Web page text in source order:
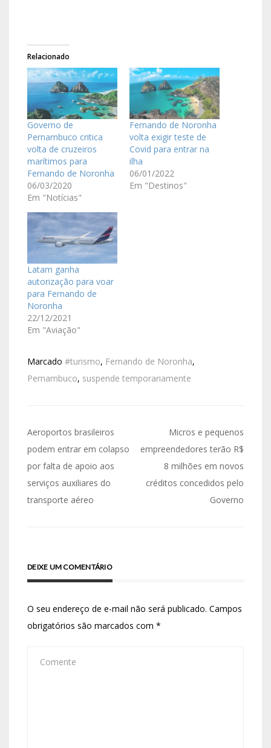
Relacionado
Governo de
Pernambuco critica
volta de cruzeiros
marítimos para
Fernando de Noronha
06/03/2020
Em "Notícias"
Fernando de Noronha
volta exigir teste de
Covid para entrar na
ilha
06/01/2022
Em "Destinos"
Latam ganha
autorização para voar
para Fernando de
Noronha
22/12/2021
Em "Aviação"
Marcado #turismo, Fernando de Noronha,
Pernambuco, suspende temporariamente
Aeroportos brasileiros
podem entrar em colapso
por falta de apoio aos
serviços auxiliares do
transporte aéreo
Micros e pequenos
empreendedores terão R$
8 milhões em novos
créditos concedidos pelo
Governo
DEIXE UM COMENTÁRIO
O seu endereço de e-mail não será publicado. Campos
obrigatórios são marcados com *